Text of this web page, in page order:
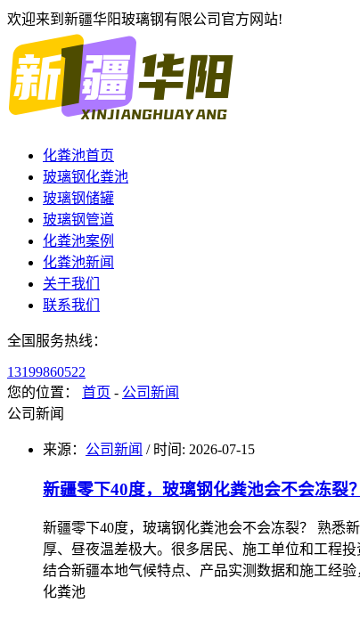
欢迎来到新疆华阳玻璃钢有限公司官方网站!
化粪池首页
玻璃钢化粪池
玻璃钢储罐
玻璃钢管道
化粪池案例
化粪池新闻
关于我们
联系我们
全国服务热线：
13199860522
您的位置： 首页 - 公司新闻
公司新闻
来源： 公司新闻 / 时间: 2026-07-15
新疆零下40度，玻璃钢化粪池会不会冻裂？
新疆零下40度，玻璃钢化粪池会不会冻裂？ 熟悉
厚、昼夜温差极大。很多居民、施工单位和工程
结合新疆本地气候特点、产品实测数据和施工经
化粪池